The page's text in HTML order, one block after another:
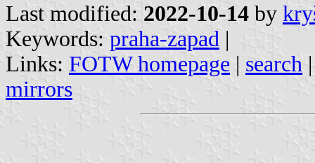
Last modified: 2022-10-14 by
Keywords: praha-zapad |
Links: FOTW homepage | search
mirrors